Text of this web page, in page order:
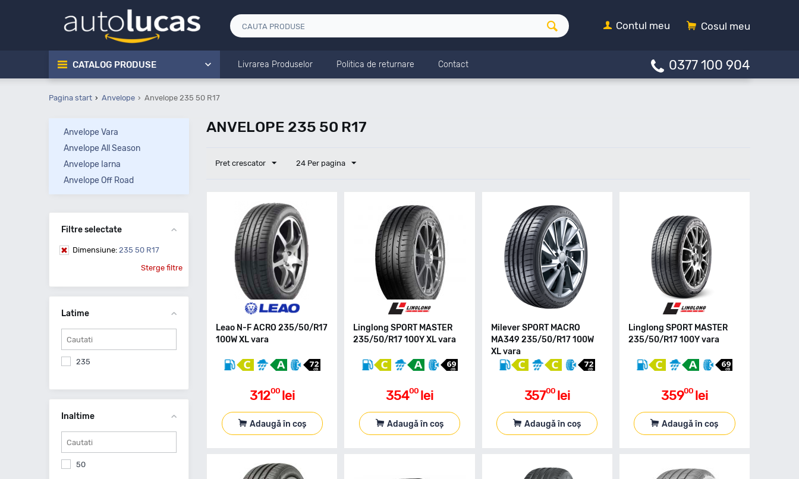
Cosul meu
Contul meu
CATALOG PRODUSE Livrarea Produselor Politica de returnare Contact 0377 100 904
Pagina start Anvelope Anvelope 235 50 R17
ANVELOPE 235 50 R17
Pret crescator 24 Per pagina
Leao N-F ACRO 235/50/R17
100W XL vara
31200 lei
Adaugă în coș
Linglong SPORT MASTER
235/50/R17 100Y XL vara
35400 lei
Adaugă în coș
Milever SPORT MACRO
MA349 235/50/R17 100W
XL vara
35700 lei
Adaugă în coș
Linglong SPORT MASTER
235/50/R17 100Y vara
35900 lei
Adaugă în coș
Anvelope Vara
Anvelope All Season
Anvelope Iarna
Anvelope Off Road
Filtre selectate
Dimensiune: 235 50 R17
Sterge filtre
Latime
235
Inaltime
50